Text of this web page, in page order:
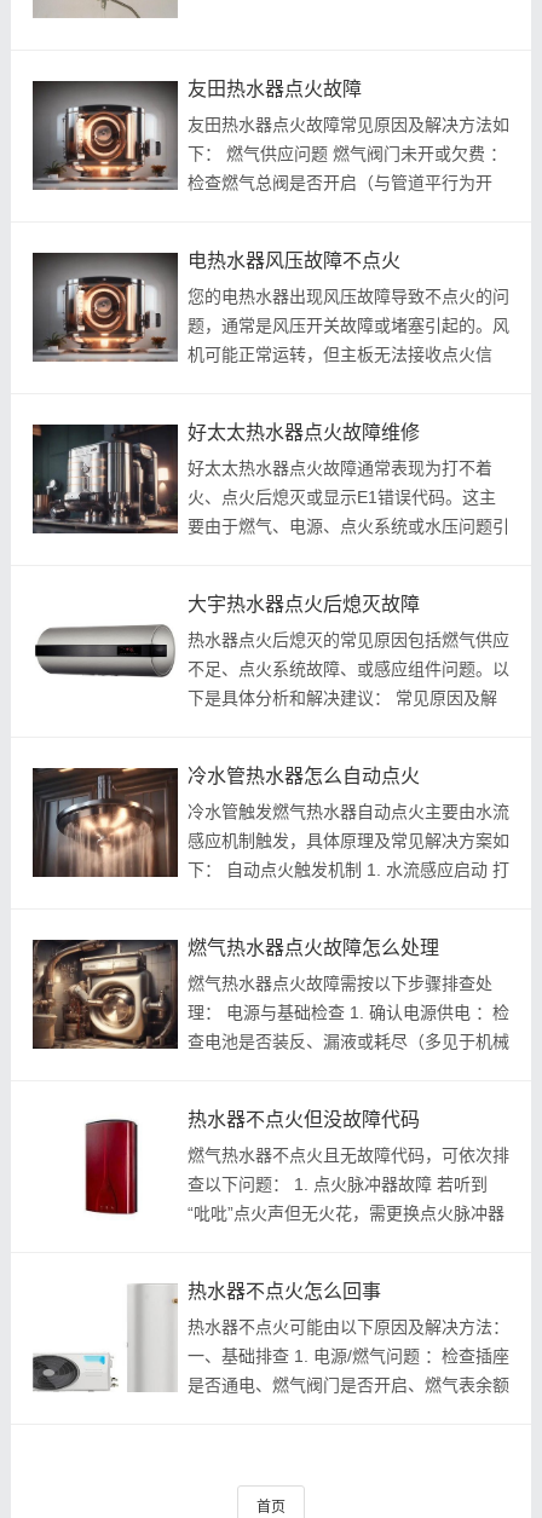
友田热水器点火故障
友田热水器点火故障常见原因及解决方法如
下： 燃气供应问题 燃气阀门未开或欠费 ：
检查燃气总阀是否开启（与管道平行为开
若连接管老化折弯，需更换金属波纹...
电热水器风压故障不点火
您的电热水器出现风压故障导致不点火的问
题，通常是风压开关故障或堵塞引起的。风
机可能正常运转，但主板无法接收点火信
步骤： 1. 风压开关故障（最常见...
好太太热水器点火故障维修
好太太热水器点火故障通常表现为打不着
火、点火后熄灭或显示E1错误代码。这主
要由于燃气、电源、点火系统或水压问题引
保安全。 主要故障原因及维修步骤...
大宇热水器点火后熄灭故障
热水器点火后熄灭的常见原因包括燃气供应
不足、点火系统故障、或感应组件问题。以
下是具体分析和解决建议： 常见原因及解
火。 解决办法 ：检查燃气阀门是...
冷水管热水器怎么自动点火
冷水管触发燃气热水器自动点火主要由水流
感应机制触发，具体原理及常见解决方案如
下： 自动点火触发机制 1. 水流感应启动 打
判为热水需求从而点火^^。 水...
燃气热水器点火故障怎么处理
燃气热水器点火故障需按以下步骤排查处
理： 电源与基础检查 1. 确认电源供电 ：检
查电池是否装反、漏液或耗尽（多见于机械
： 确认燃气表无欠费、总阀及热...
热水器不点火但没故障代码
燃气热水器不点火且无故障代码，可依次排
查以下问题： 1. 点火脉冲器故障 若听到
“吡吡”点火声但无火花，需更换点火脉冲器
^^。 2. 风压系统异常 排堵塞 ：检...
热水器不点火怎么回事
热水器不点火可能由以下原因及解决方法：
一、基础排查 1. 电源/燃气问题 ：检查插座
是否通电、燃气阀门是否开启、燃气表余额
首页